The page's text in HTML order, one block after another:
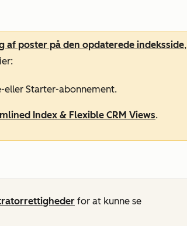
af poster på den opdaterede indeksside,
eller Starter-abonnement.
Index & Flexible CRM Views.
for at kunne se